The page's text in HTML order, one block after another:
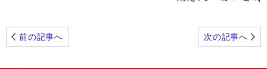
前の記事へ 次の記事へ